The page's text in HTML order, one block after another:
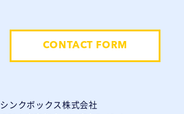
CONTACT FORM
シンクボックス株式会社